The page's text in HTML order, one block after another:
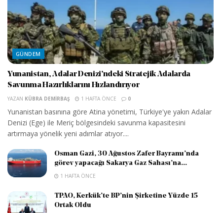
GÜNDEM
Yunanistan, Adalar Denizi’ndeki Stratejik Adalarda
Savunma Hazırlıklarını Hızlandırıyor
YAZAN KÜBRA DEMIRBAŞ 1 HAFTA ÖNCE 0
Yunanistan basınına göre Atina yönetimi, Türkiye'ye yakın Adalar
Denizi (Ege) ile Meriç bölgesindeki savunma kapasitesini
artırmaya yönelik yeni adımlar atıyor....
Osman Gazi, 30 Ağustos Zafer Bayramı’nda
görev yapacağı Sakarya Gaz Sahası’na...
1 HAFTA ÖNCE
TPAO, Kerkük’te BP’nin Şirketine Yüzde 15
Ortak Oldu